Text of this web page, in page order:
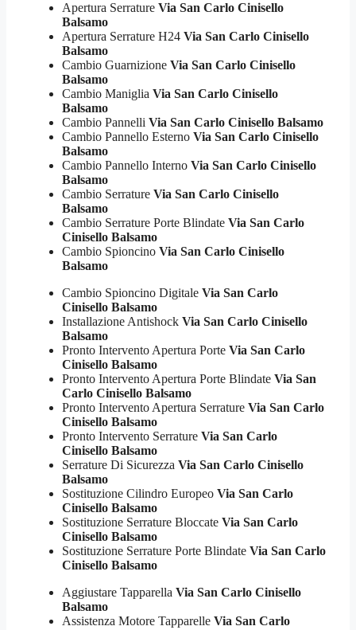
Apertura Serrature Via San Carlo Cinisello
Balsamo
Apertura Serrature H24 Via San Carlo Cinisello
Balsamo
Cambio Guarnizione Via San Carlo Cinisello
Balsamo
Cambio Maniglia Via San Carlo Cinisello
Balsamo
Cambio Pannelli Via San Carlo Cinisello Balsamo
Cambio Pannello Esterno Via San Carlo Cinisello
Balsamo
Cambio Pannello Interno Via San Carlo Cinisello
Balsamo
Cambio Serrature Via San Carlo Cinisello
Balsamo
Cambio Serrature Porte Blindate Via San Carlo
Cinisello Balsamo
Cambio Spioncino Via San Carlo Cinisello
Balsamo
Cambio Spioncino Digitale Via San Carlo
Cinisello Balsamo
Installazione Antishock Via San Carlo Cinisello
Balsamo
Pronto Intervento Apertura Porte Via San Carlo
Cinisello Balsamo
Pronto Intervento Apertura Porte Blindate Via San
Carlo Cinisello Balsamo
Pronto Intervento Apertura Serrature Via San Carlo
Cinisello Balsamo
Pronto Intervento Serrature Via San Carlo
Cinisello Balsamo
Serrature Di Sicurezza Via San Carlo Cinisello
Balsamo
Sostituzione Cilindro Europeo Via San Carlo
Cinisello Balsamo
Sostituzione Serrature Bloccate Via San Carlo
Cinisello Balsamo
Sostituzione Serrature Porte Blindate Via San Carlo
Cinisello Balsamo
Aggiustare Tapparella Via San Carlo Cinisello
Balsamo
Assistenza Motore Tapparelle Via San Carlo